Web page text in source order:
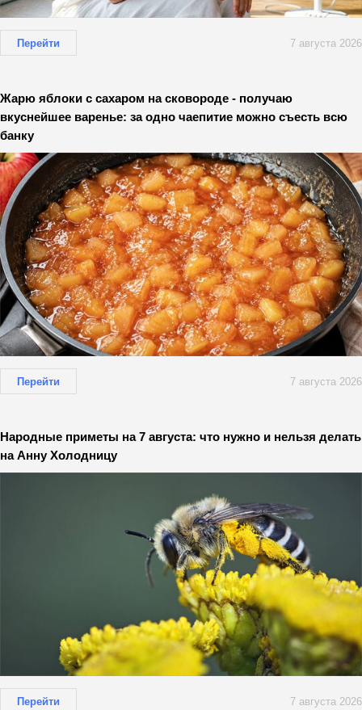
Перейти 7 августа 2026
Жарю яблоки с сахаром на сковороде - получаю
вкуснейшее варенье: за одно чаепитие можно съесть всю
банку
Перейти 7 августа 2026
Народные приметы на 7 августа: что нужно и нельзя делать
на Анну Холодницу
Перейти 7 августа 2026